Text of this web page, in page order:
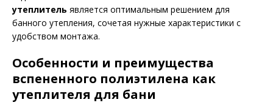
утеплитель является оптимальным решением для
банного утепления, сочетая нужные характеристики с
удобством монтажа.
Особенности и преимущества
вспененного полиэтилена как
утеплителя для бани